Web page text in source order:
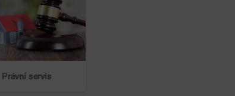
Právní servis